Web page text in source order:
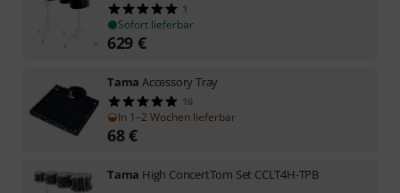
1
Sofort lieferbar
629 €
Tama Accessory Tray
16
In 1–2 Wochen lieferbar
68€
Tama High ConcertTom Set CCLT4H-TPB